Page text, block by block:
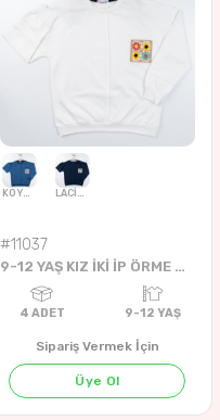
#11037
9-12 YAŞ KIZ İKİ İP ÖRME ÇİÇEK AKSESUARLI CONTOGİONS SWEAT
Sipariş Vermek İçin
Üye Ol